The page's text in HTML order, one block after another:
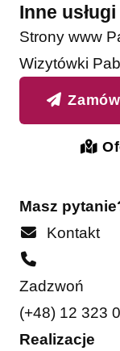
Inne
Strony www
Wizytówki
Masz
Kontakt
Zadzwoń
(+48) 12 323
Realizacje